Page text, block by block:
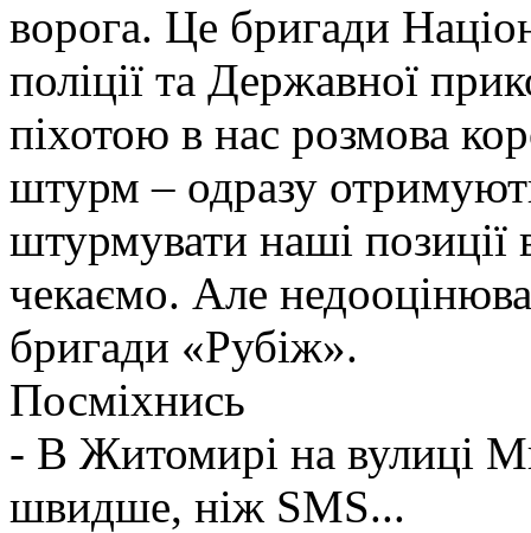
ворога. Це бригади
поліції та Державної
піхотою в нас розмова
штурм – одразу
штурмувати наші позиції
чекаємо. Але
бригади «Рубіж».
Посміхнись
- В Житомирі на вулиці
швидше, ніж SMS...